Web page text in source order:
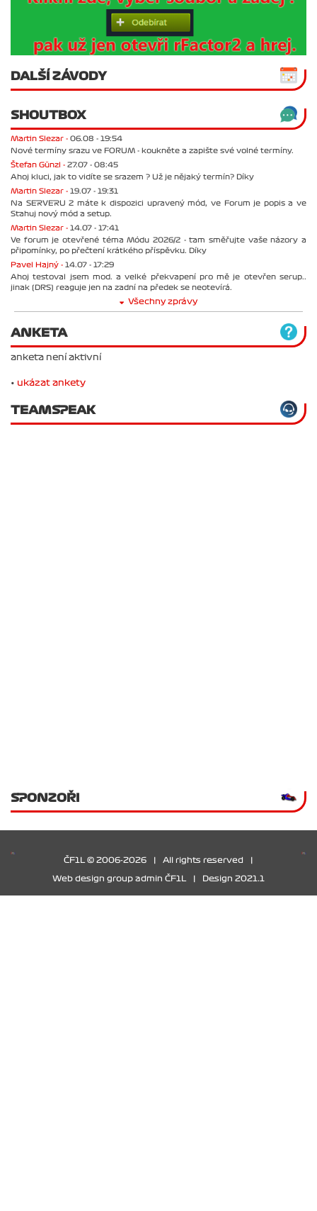
DALŠÍ ZÁVODY
SHOUTBOX
Martin Slezar - 06.08 - 19:54
Nové termíny srazu ve FORUM - koukněte a zapište své volné termíny.
Štefan Günzl - 27.07 - 08:45
Ahoj kluci, jak to vidíte se srazem ? Už je nějaký termín? Díky
Martin Slezar - 19.07 - 19:31
Na SERVERU 2 máte k dispozici upravený mód, ve Forum je popis a ve
Stahuj nový mód a setup.
Martin Slezar - 14.07 - 17:41
Ve forum je otevřené téma Módu 2026/2 - tam směřujte vaše názory a
připomínky, po přečtení krátkého příspěvku. Díky
Pavel Hajný - 14.07 - 17:29
Ahoj testoval jsem mod. a velké překvapení pro mě je otevřen serup..
jinak (DRS) reaguje jen na zadní na předek se neotevírá.
Všechny zprávy
ANKETA
anketa není aktivní
• ukázat ankety
TEAMSPEAK
SPONZOŘI
ČF1L © 2006-2026 All rights reserved
Web design group admin ČF1L Design 2021.1